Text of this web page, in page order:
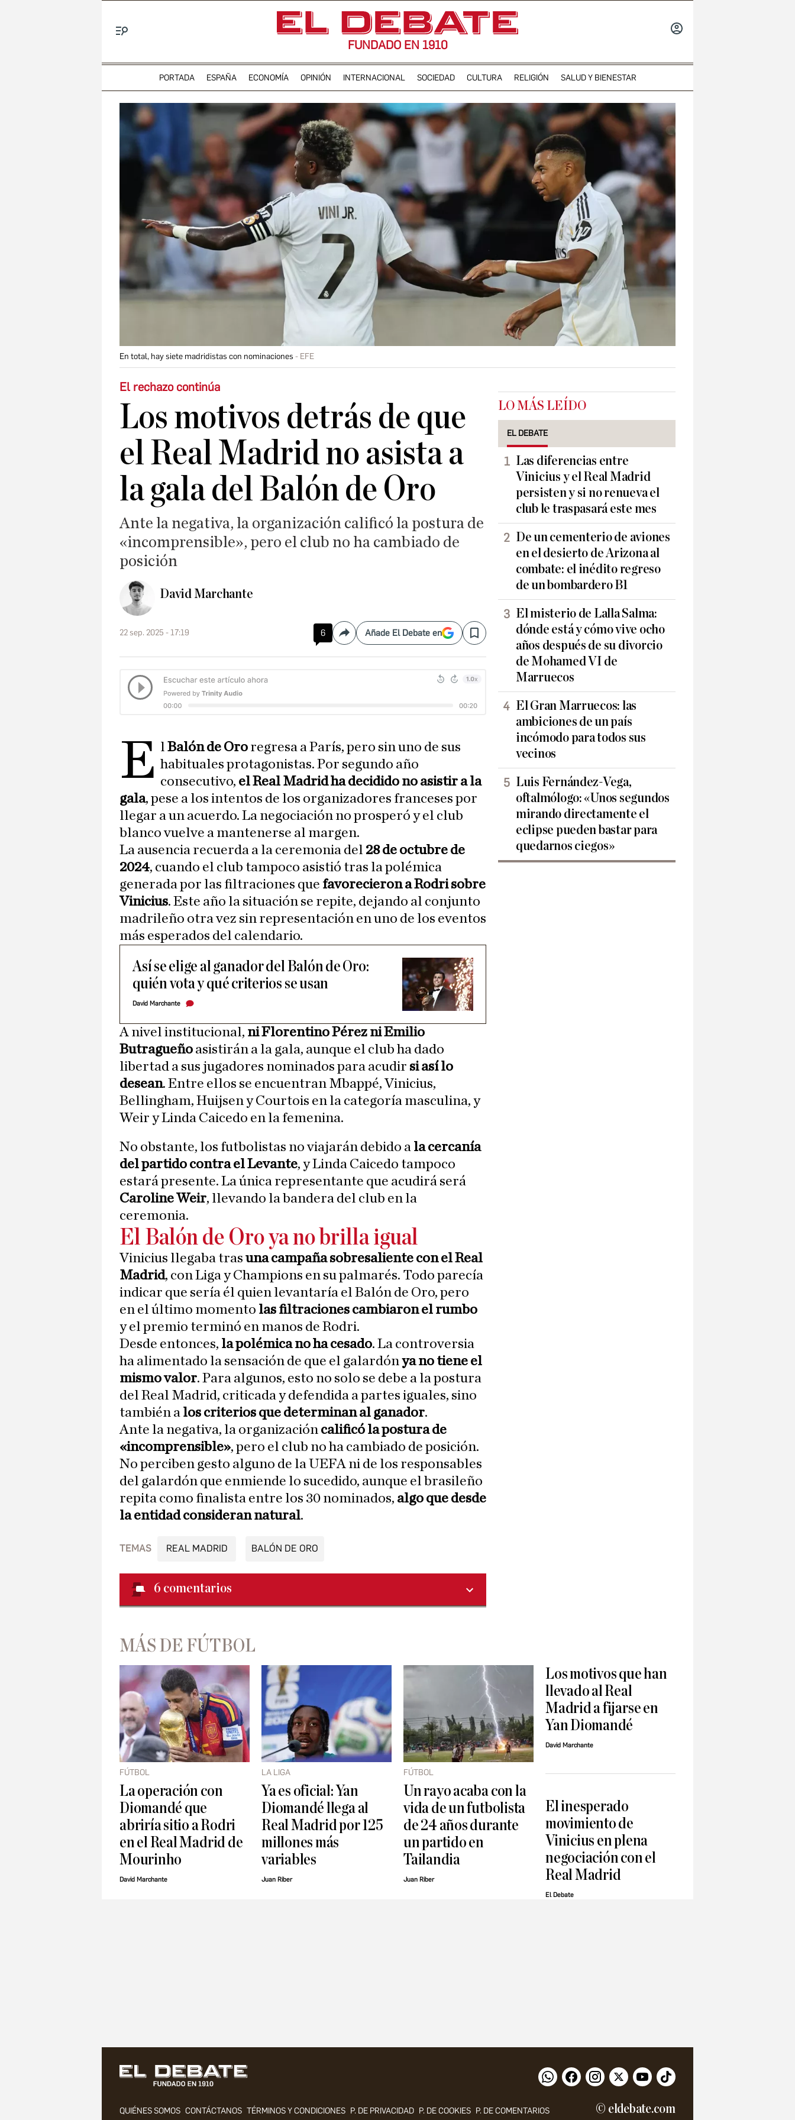
FUNDADO EN 1910
PORTADA ESPAÑA ECONOMÍA OPINIÓN INTERNACIONAL SOCIEDAD CULTURA RELIGIÓN SALUD Y BIENESTAR
En total, hay siete madridistas con nominaciones EFE
El rechazo continúa
Los motivos detrás de que
el Real Madrid no asista a
la gala del Balón de Oro
Ante la negativa, la organización calificó la postura de
«incomprensible», pero el club no ha cambiado de
posición
David Marchante
22 sep. 2025 - 17:19 6 CompartirAñade El Debate en Save
E lBalón de Oro regresa a París, pero sin uno de sus
habituales protagonistas. Por segundo año
consecutivo, el Real Madrid ha decidido no asistir a la
gala, pese a los intentos de los organizadores franceses por
llegar a un acuerdo. La negociación no prosperó y el club
blanco vuelve a mantenerse al margen.
La ausencia recuerda a la ceremonia del 28 de octubre de
2024, cuando el club tampoco asistió tras la polémica
generada por las filtraciones que favorecieron a Rodri sobre
Vinicius. Este año la situación se repite, dejando al conjunto
madrileño otra vez sin representación en uno de los eventos
más esperados del calendario.
Así se elige al ganador del Balón de Oro:
quién vota y qué criterios se usan
David Marchante
A nivel institucional, ni Florentino Pérez ni Emilio
Butragueño asistirán a la gala, aunque el club ha dado
libertad a sus jugadores nominados para acudir si así lo
desean. Entre ellos se encuentran Mbappé, Vinicius,
Bellingham, Huijsen y Courtois en la categoría masculina, y
Weir y Linda Caicedo en la femenina.
No obstante, los futbolistas no viajarán debido a la cercanía
del partido contra el Levante, y Linda Caicedo tampoco
estará presente. La única representante que acudirá será
Caroline Weir, llevando la bandera del club en la
ceremonia.
El Balón de Oro ya no brilla igual
Vinicius llegaba tras una campaña sobresaliente con el Real
Madrid, con Liga y Champions en su palmarés. Todo parecía
indicar que sería él quien levantaría el Balón de Oro, pero
en el último momento las filtraciones cambiaron el rumbo
y el premio terminó en manos de Rodri.
Desde entonces, la polémica no ha cesado. La controversia
ha alimentado la sensación de que el galardónya no tiene el
mismo valor. Para algunos, esto no solo se debe a la postura
del Real Madrid, criticada y defendida a partes iguales, sino
también a los criterios que determinan al ganador.
Ante la negativa, la organización calificó la postura de
«incomprensible», pero el club no ha cambiado de posición.
No perciben gesto alguno de la UEFA ni de los responsables
del galardón que enmiende lo sucedido, aunque el brasileño
repita como finalista entre los 30 nominados, algo que desde
la entidad consideran natural.
TEMAS REAL MADRID BALÓN DE ORO
6 comentarios
LO MÁS LEÍDO
EL DEBATE
Las diferencias entre
Vinicius y el Real Madrid
persisten y si no renueva el
club le traspasará este mes
De un cementerio de aviones
en el desierto de Arizona al
combate: el inédito regreso
de un bombardero B1
El misterio de Lalla Salma:
dónde está y cómo vive ocho
años después de su divorcio
de Mohamed VI de
Marruecos
El Gran Marruecos: las
ambiciones de un país
incómodo para todos sus
vecinos
Luis Fernández-Vega,
oftalmólogo: «Unos segundos
mirando directamente el
eclipse pueden bastar para
quedarnos ciegos»
MÁS DE FÚTBOL
FÚTBOL
La operación con
Diomandé que
abriría sitio a Rodri
en el Real Madrid de
Mourinho
David Marchante
LA LIGA
Ya es oficial: Yan
Diomandé llega al
Real Madrid por 125
millones más
variables
Juan Riber
FÚTBOL
Un rayo acaba con la
vida de un futbolista
de 24 años durante
un partido en
Tailandia
Juan Riber
Los motivos que han
llevado al Real
Madrid a fijarse en
Yan Diomandé
David Marchante
El inesperado
movimiento de
Vinicius en plena
negociación con el
Real Madrid
El Debate
QUIÉNES SOMOS CONTÁCTANOS TÉRMINOS Y CONDICIONES P. DE PRIVACIDAD P. DE COOKIES P. DE COMENTARIOS © eldebate.com